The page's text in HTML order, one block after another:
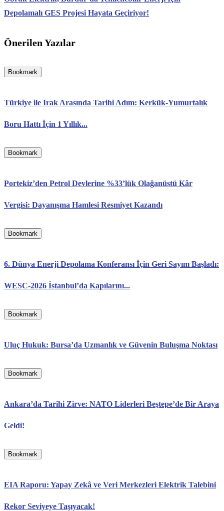
Depolamalı GES Projesi Hayata Geçiriyor!
Önerilen Yazılar
Bookmark
Türkiye ile Irak Arasında Tarihi Adım: Kerkük-Yumurtalık
Boru Hattı İçin 1 Yıllık...
Bookmark
Portekiz’den Petrol Devlerine %33’lük Olağanüstü Kâr
Vergisi: Dayanışma Hamlesi Resmiyet Kazandı
Bookmark
6. Dünya Enerji Depolama Konferansı İçin Geri Sayım Başladı:
WESC-2026 İstanbul’da Kapılarını...
Bookmark
Uluç Hukuk: Bursa’da Uzmanlık ve Güvenin Buluşma Noktası
Bookmark
Ankara’da Tarihi Zirve: NATO Liderleri Beştepe’de Bir Araya
Geldi!
Bookmark
EIA Raporu: Yapay Zekâ ve Veri Merkezleri Elektrik Talebini
Rekor Seviyeye Taşıyacak!